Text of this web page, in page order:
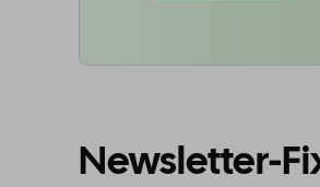
Newsletter-